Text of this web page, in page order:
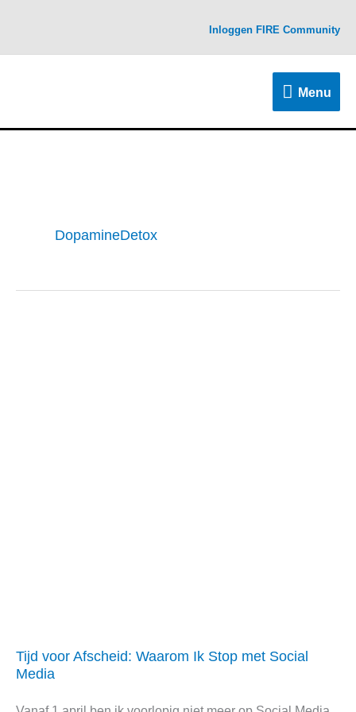
content
Inloggen FIRE Community
Menu
Menu
DopamineDetox
Tijd voor Afscheid: Waarom Ik Stop met Social
Media
Tijd
voor
Afscheid: